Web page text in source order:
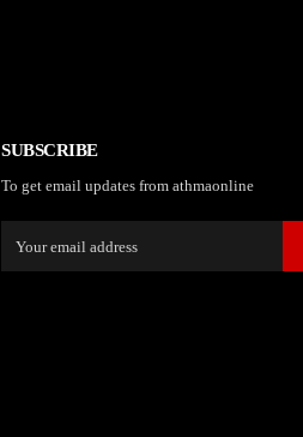
SUBSCRIBE
To get email updates from athmaonline